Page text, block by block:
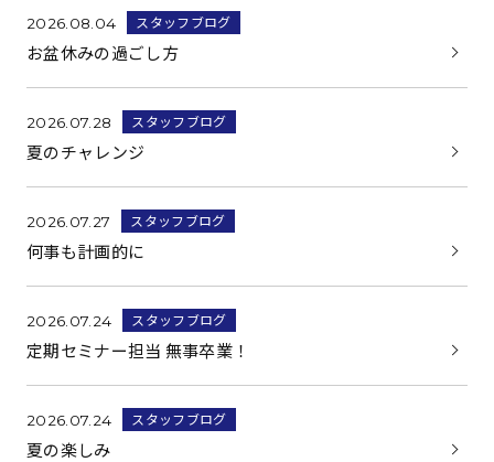
2026.08.04 スタッフブログ
お盆休みの過ごし方
2026.07.28 スタッフブログ
夏のチャレンジ
2026.07.27 スタッフブログ
何事も計画的に
2026.07.24 スタッフブログ
定期セミナー担当 無事卒業！
2026.07.24 スタッフブログ
夏の楽しみ